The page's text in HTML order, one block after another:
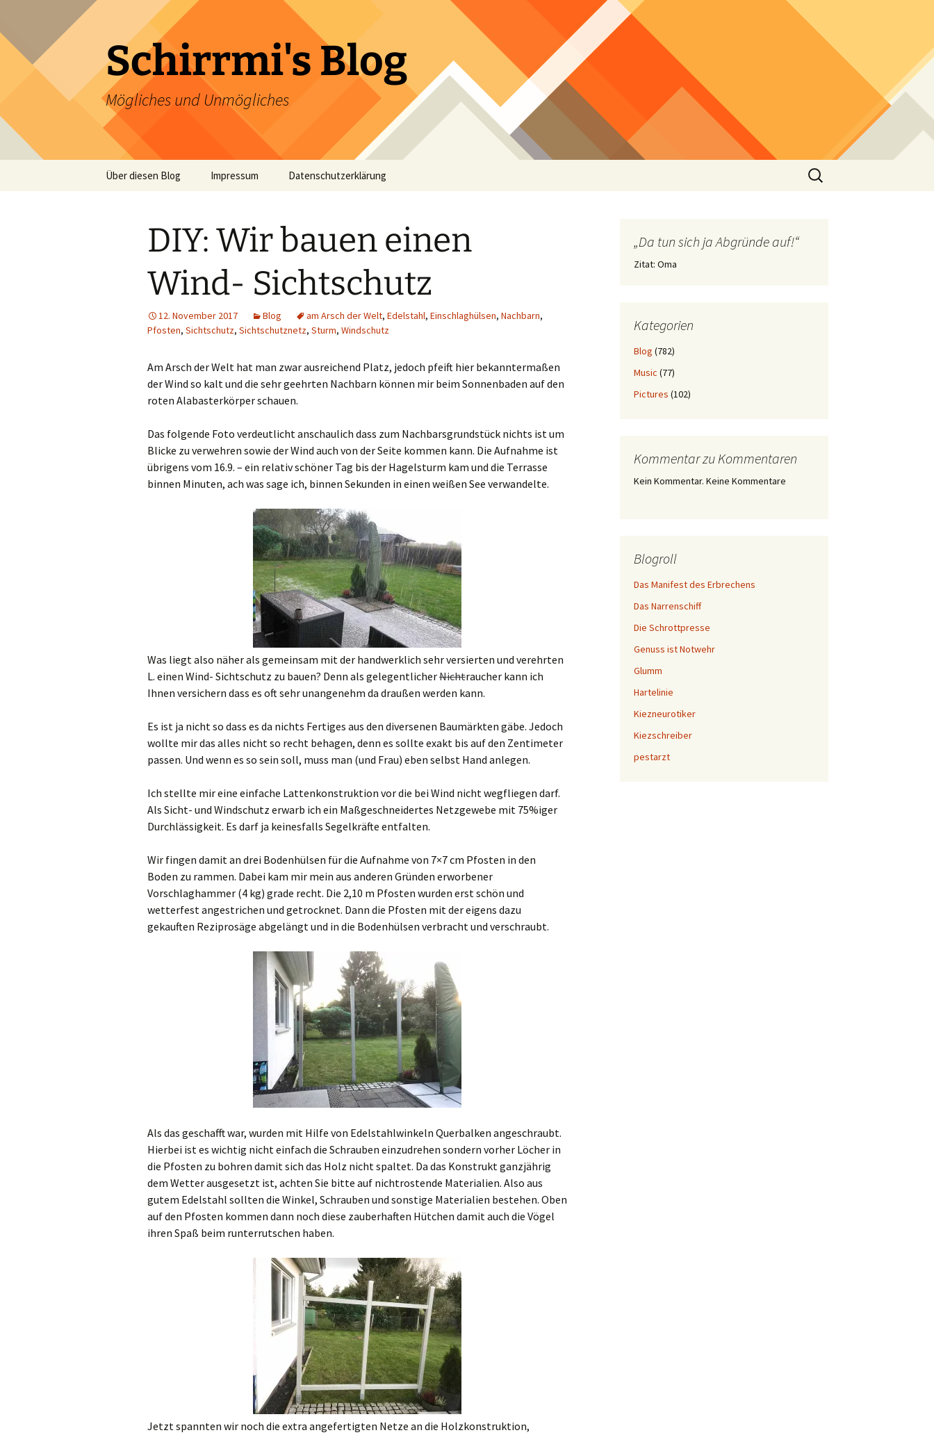
springen
Schirrmi's Blog
Mögliches und Unmögliches
Über diesen Blog Impressum Datenschutzerklärung
Suchen
nach:
DIY: Wir bauen einen
Wind- Sichtschutz
12. November 2017 Blog am Arsch der Welt, Edelstahl, Einschlaghülsen, Nachbarn,
Pfosten, Sichtschutz, Sichtschutznetz, Sturm, Windschutz
Am Arsch der Welt hat man zwar ausreichend Platz, jedoch pfeift hier bekanntermaßen
der Wind so kalt und die sehr geehrten Nachbarn können mir beim Sonnenbaden auf den
roten Alabasterkörper schauen.
Das folgende Foto verdeutlicht anschaulich dass zum Nachbarsgrundstück nichts ist um
Blicke zu verwehren sowie der Wind auch von der Seite kommen kann. Die Aufnahme ist
übrigens vom 16.9. – ein relativ schöner Tag bis der Hagelsturm kam und die Terrasse
binnen Minuten, ach was sage ich, binnen Sekunden in einen weißen See verwandelte.
Was liegt also näher als gemeinsam mit der handwerklich sehr versierten und verehrten
L. einen Wind- Sichtschutz zu bauen? Denn als gelegentlicherNichtraucher kann ich
Ihnen versichern dass es oft sehr unangenehm da draußen werden kann.
Es ist ja nicht so dass es da nichts Fertiges aus den diversenen Baumärkten gäbe. Jedoch
wollte mir das alles nicht so recht behagen, denn es sollte exakt bis auf den Zentimeter
passen. Und wenn es so sein soll, muss man (und Frau) eben selbst Hand anlegen.
Ich stellte mir eine einfache Lattenkonstruktion vor die bei Wind nicht wegfliegen darf.
Als Sicht- und Windschutz erwarb ich ein Maßgeschneidertes Netzgewebe mit 75%iger
Durchlässigkeit. Es darf ja keinesfalls Segelkräfte entfalten.
Wir fingen damit an drei Bodenhülsen für die Aufnahme von 7×7 cm Pfosten in den
Boden zu rammen. Dabei kam mir mein aus anderen Gründen erworbener
Vorschlaghammer (4 kg) grade recht. Die 2,10 m Pfosten wurden erst schön und
wetterfest angestrichen und getrocknet. Dann die Pfosten mit der eigens dazu
gekauften Reziprosäge abgelängt und in die Bodenhülsen verbracht und verschraubt.
Als das geschafft war, wurden mit Hilfe von Edelstahlwinkeln Querbalken angeschraubt.
Hierbei ist es wichtig nicht einfach die Schrauben einzudrehen sondern vorher Löcher in
die Pfosten zu bohren damit sich das Holz nicht spaltet. Da das Konstrukt ganzjährig
dem Wetter ausgesetzt ist, achten Sie bitte auf nichtrostende Materialien. Also aus
gutem Edelstahl sollten die Winkel, Schrauben und sonstige Materialien bestehen. Oben
auf den Pfosten kommen dann noch diese zauberhaften Hütchen damit auch die Vögel
ihren Spaß beim runterrutschen haben.
Jetzt spannten wir noch die extra angefertigten Netze an die Holzkonstruktion,
„Da tun sich ja Abgründe auf!“
Zitat: Oma
Kategorien
Blog (782)
Music (77)
Pictures (102)
Kommentar zu Kommentaren
Kein Kommentar. Keine Kommentare
Blogroll
Das Manifest des Erbrechens
Das Narrenschiff
Die Schrottpresse
Genuss ist Notwehr
Glumm
Hartelinie
Kiezneurotiker
Kiezschreiber
pestarzt